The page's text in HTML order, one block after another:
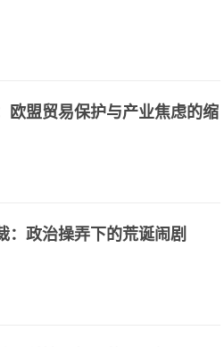
欧盟贸易保护与产业焦虑的缩
：政治操弄下的荒诞闹剧